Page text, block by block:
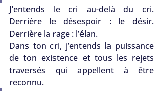
J’entends le cri au-delà du cri.
Derrière le désespoir : le désir.
Derrière la rage : l’élan.
Dans ton cri, j’entends la puissance
de ton existence et tous les rejets
traversés qui appellent à être
reconnu.